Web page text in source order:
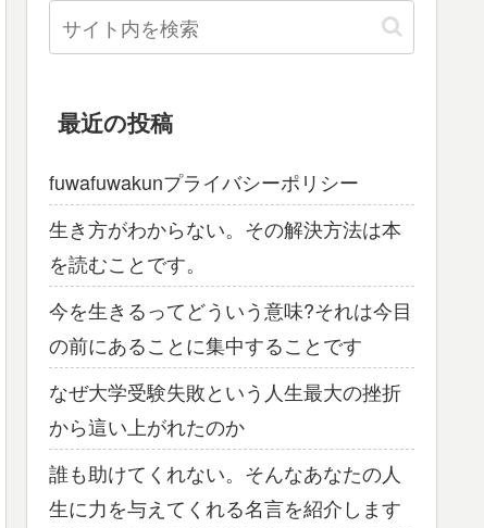
最近の投稿
fuwafuwakunプライバシーポリシー
生き方がわからない。その解決方法は本
を読むことです。
今を生きるってどういう意味?それは今目
の前にあることに集中することです
なぜ大学受験失敗という人生最大の挫折
から這い上がれたのか
誰も助けてくれない。そんなあなたの人
生に力を与えてくれる名言を紹介します